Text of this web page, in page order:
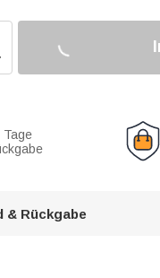
Tage
& Rückgabe